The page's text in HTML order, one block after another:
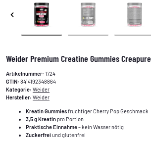
Weider Premium Creatine Gummies Creapure
Artikelnummer: 1724
GTIN: 8414192348864
Kategorie: Weider
Hersteller: Weider
Kreatin Gummiesfruchtiger Cherry Pop Geschmack
3,5 g Kreatin pro Portion
Praktische Einnahme– kein Wasser nötig
Zuckerfrei und glutenfrei